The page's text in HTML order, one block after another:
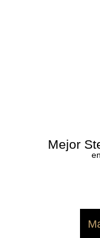
Mejor